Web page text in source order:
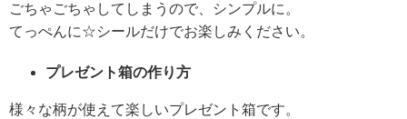
ごちゃごちゃしてしまうので、シンプルに。
てっぺんに☆シールだけでお楽しみください。
プレゼント箱の作り方
様々な柄が使えて楽しいプレゼント箱です。